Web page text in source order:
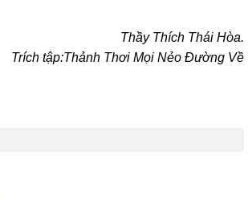
Thầy Thích Thái Hòa.
Trích tập:Thảnh Thơi Mọi Nẻo Đường Về